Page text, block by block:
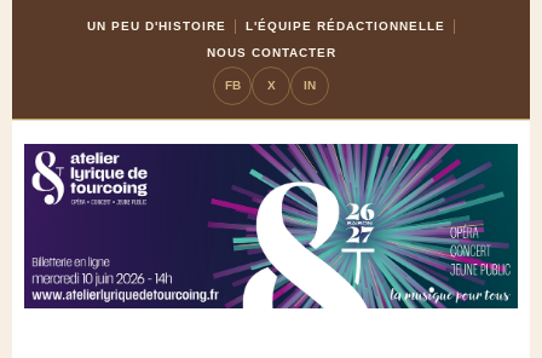
UN PEU D'HISTOIRE
L'ÉQUIPE RÉDACTIONNELLE
NOUS CONTACTER
FB X IN